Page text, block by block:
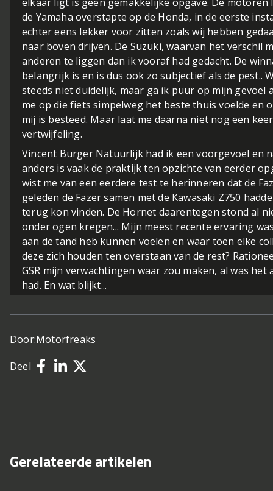
de Yamaha overstapte op de Honda, in de eerste
echter eens lekker voor zitten zoals wij hebben
naar boven drijven. De Suzuki, waarvan het verschil
anderen te liggen dan ik vooraf had gedacht. De
belangrijk is en is dus ook zo subjectief als de pest..
steeds niet duidelijk, maar ga ik puur op mijn gevoel
me op die fiets simpelweg het beste thuis voelde
mij is besteed. Maar laat me daarna niet nog een
vertwijfeling.
Vincent BurgerNatuurlijk had ik een voorgevoel en
anders is vaak de praktijk ten opzichte van eerder
wist me van een eerdere test te herinneren dat de
geleden de Fazer samen met de Kawasaki Z750
terug kon vinden. De Hornet daarentegen stond al
onder ogen kregen... Mijn meest recente ervaring
aan de tand heb kunnen voelen en waar toen elke
deze zich houden ten overstaan van de rest?
GSR mijn verwachtingen waar zou maken, al was
had. En wat blijkt...
Door:Motorfreaks
Deel
Gerelateerde artikelen